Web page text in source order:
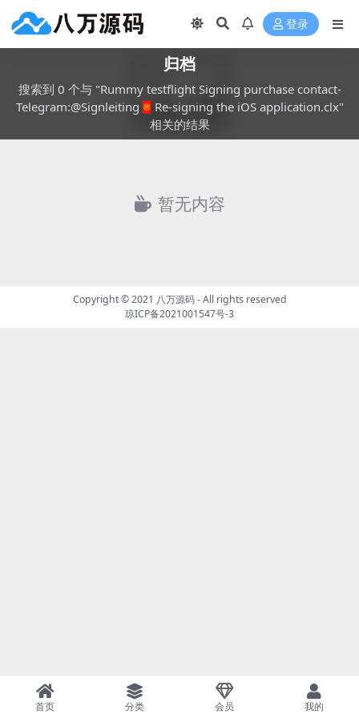
登录
归档
搜索到 0 个与 "Rummy testflight Signing purchase contact-
Telegram:@Signleiting🧧Re-signing the iOS application.clx"
相关的结果
暂无内容
Copyright © 2021 八万源码- All rights reserved
琼ICP备2021001547号-3
首页 分类 会员 我的